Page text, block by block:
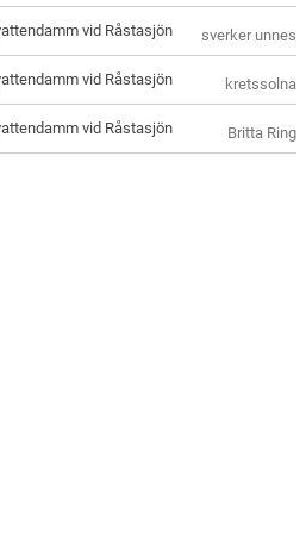
sverker unnes
vid Råstasjön
kretssolna
vid Råstasjön
Britta Ring
vid Råstasjön